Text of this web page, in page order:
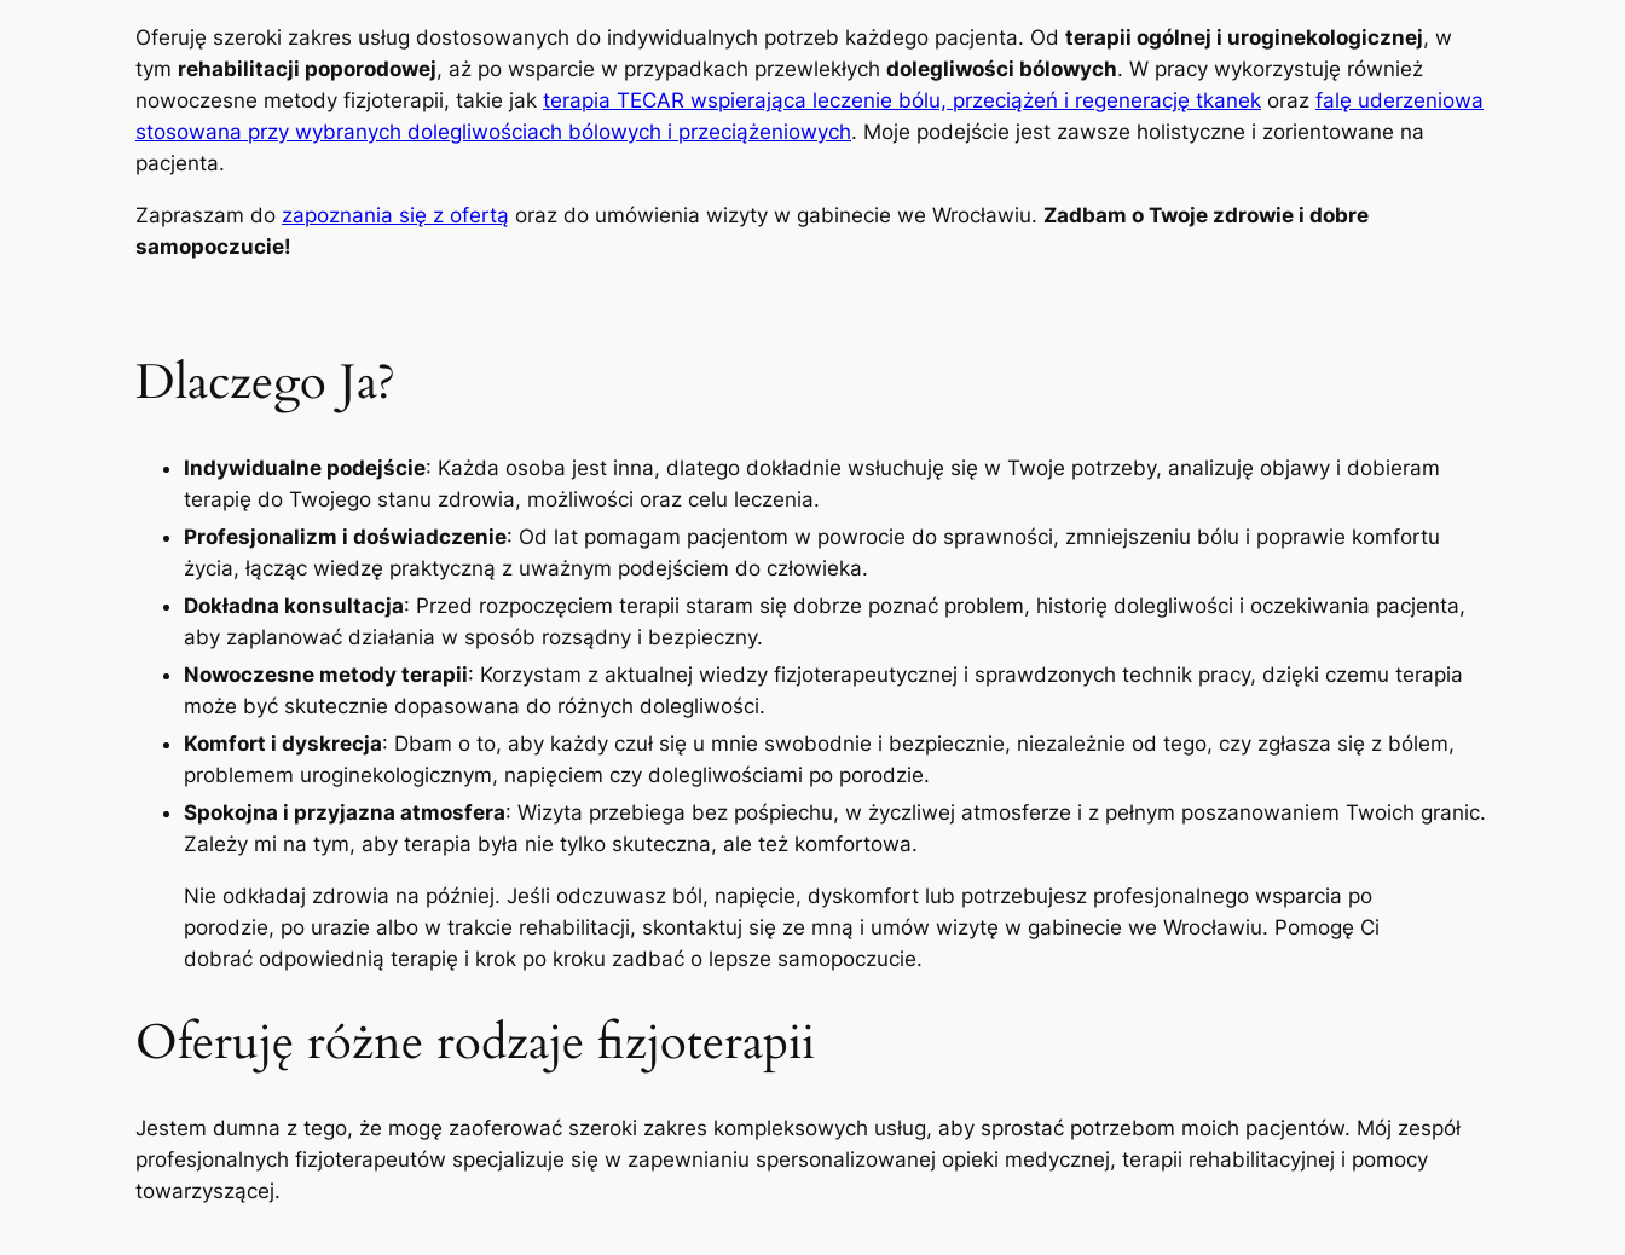
Oferuję szeroki zakres usług dostosowanych do indywidualnych potrzeb każdego pacjenta. Od terapii ogólnej i uroginekologicznej, w
tym rehabilitacji poporodowej, aż po wsparcie w przypadkach przewlekłych dolegliwości bólowych. W pracy wykorzystuję również
nowoczesne metody fizjoterapii, takie jak terapia TECAR wspierająca leczenie bólu, przeciążeń i regenerację tkanek oraz falę uderzeniowa
stosowana przy wybranych dolegliwościach bólowych i przeciążeniowych. Moje podejście jest zawsze holistyczne i zorientowane na
pacjenta.
Zapraszam do zapoznania się z ofertą oraz do umówienia wizyty w gabinecie we Wrocławiu. Zadbam o Twoje zdrowie i dobre
samopoczucie!
Dlaczego Ja?
Indywidualne podejście: Każda osoba jest inna, dlatego dokładnie wsłuchuję się w Twoje potrzeby, analizuję objawy i dobieram
terapię do Twojego stanu zdrowia, możliwości oraz celu leczenia.
Profesjonalizm i doświadczenie: Od lat pomagam pacjentom w powrocie do sprawności, zmniejszeniu bólu i poprawie komfortu
życia, łącząc wiedzę praktyczną z uważnym podejściem do człowieka.
Dokładna konsultacja: Przed rozpoczęciem terapii staram się dobrze poznać problem, historię dolegliwości i oczekiwania pacjenta,
aby zaplanować działania w sposób rozsądny i bezpieczny.
Nowoczesne metody terapii: Korzystam z aktualnej wiedzy fizjoterapeutycznej i sprawdzonych technik pracy, dzięki czemu terapia
może być skutecznie dopasowana do różnych dolegliwości.
Komfort i dyskrecja: Dbam o to, aby każdy czuł się u mnie swobodnie i bezpiecznie, niezależnie od tego, czy zgłasza się z bólem,
problemem uroginekologicznym, napięciem czy dolegliwościami po porodzie.
Spokojna i przyjazna atmosfera: Wizyta przebiega bez pośpiechu, w życzliwej atmosferze i z pełnym poszanowaniem Twoich granic.
Zależy mi na tym, aby terapia była nie tylko skuteczna, ale też komfortowa.
Nie odkładaj zdrowia na później. Jeśli odczuwasz ból, napięcie, dyskomfort lub potrzebujesz profesjonalnego wsparcia po
porodzie, po urazie albo w trakcie rehabilitacji, skontaktuj się ze mną i umów wizytę w gabinecie we Wrocławiu. Pomogę Ci
dobrać odpowiednią terapię i krok po kroku zadbać o lepsze samopoczucie.
Oferuję różne rodzaje fizjoterapii
Jestem dumna z tego, że mogę zaoferować szeroki zakres kompleksowych usług, aby sprostać potrzebom moich pacjentów. Mój zespół
profesjonalnych fizjoterapeutów specjalizuje się w zapewnianiu spersonalizowanej opieki medycznej, terapii rehabilitacyjnej i pomocy
towarzyszącej.